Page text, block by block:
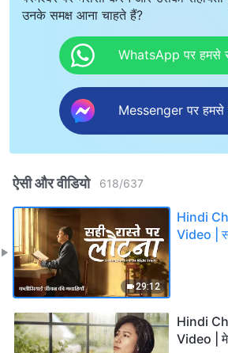
उनके समक्ष आना चाहते हैं?
WhatsApp पर हमसे
Messenger पर हमसे
ऐसी और वीडियो 618/637
29:12
Hindi
Video |
Hindi
Video |